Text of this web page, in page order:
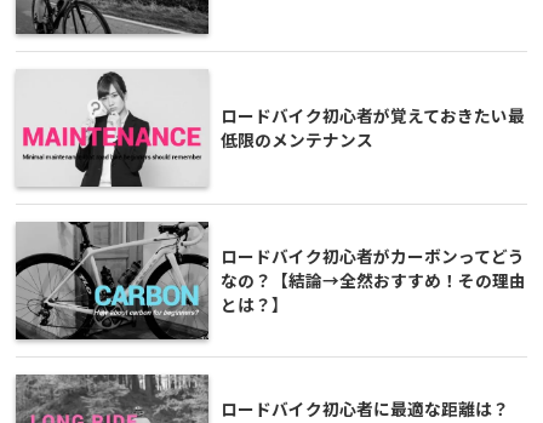
ロードバイク初心者が覚えておきたい最
低限のメンテナンス
ロードバイク初心者がカーボンってどう
なの？【結論→全然おすすめ！その理由
とは？】
ロードバイク初心者に最適な距離は？